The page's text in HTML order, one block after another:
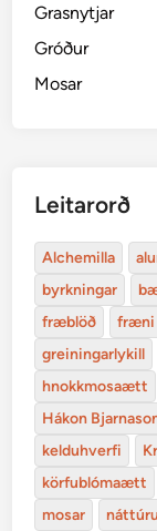
Grasnytjar
Gróður
Mosar
Leitarorð
Alchemilla
byrkningar
fræblöð
fræni
greiningarlykill
hnokkmosaætt
Hákon
kelduhverfi
körfublómaætt
mosar